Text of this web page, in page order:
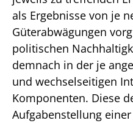
als Ergebnisse von je
Güterabwägungen
politischen
demnach in der je
und wechselseitigen
Komponenten. Diese
Aufgabenstellung